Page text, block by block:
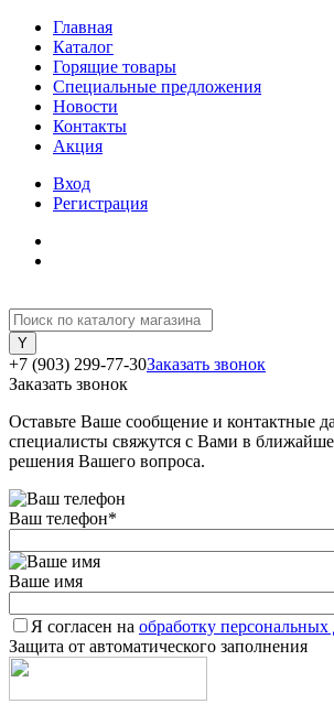
Главная
Каталог
Горящие товары
Специальные предложения
Новости
Контакты
Акция
Вход
Регистрация
+7 (903) 299-77-30Заказать звонок
Заказать звонок
Оставьте Ваше сообщение и контактные
специалисты свяжутся с Вами в
решения Вашего вопроса.
Ваш телефон*
Ваше имя
Я согласен на обработку
Защита от автоматического заполнения